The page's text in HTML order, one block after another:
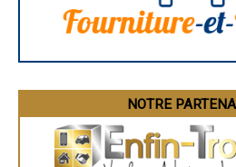
- Entreprise de rénovation
- Entreprise de rénovation
- Entreprise de rénovation immobilière
- Entreprise de rénovation
- Entreprise de rénovation
- Entreprise de rénovation
- Entreprise de rénovation
- Entreprise de rénovation
Saint-Brieuc
Besançon
Évreux
Brest
Toulouse
NOTRE